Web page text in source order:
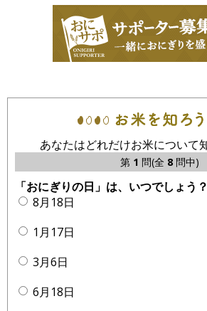
あなたはどれだけお米について
第 1 問(全 8問中)
「おにぎりの日」は、いつでしょう？
8月18日
1月17日
3月6日
6月18日